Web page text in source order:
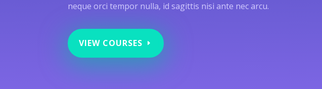
neque orci tempor nulla, id sagittis nisi ante nec arcu.
VIEW COURSES